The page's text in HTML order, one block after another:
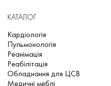
КАТАЛОГ
Кардіологія
Пульмонологія
Реанімація
Реабілітація
Обладнання для ЦСВ
Медичні меблі